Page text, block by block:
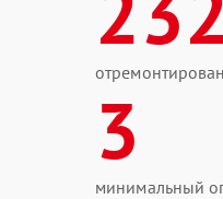
3
минимальный